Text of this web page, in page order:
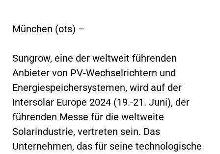
München (ots) –
Sungrow, eine der weltweit führenden
Anbieter von PV-Wechselrichtern und
Energiespeichersystemen, wird auf der
Intersolar Europe 2024 (19.-21. Juni), der
führenden Messe für die weltweite
Solarindustrie, vertreten sein. Das
Unternehmen, das für seine technologische